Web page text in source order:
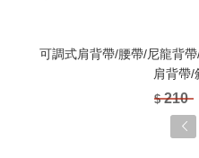
可調式肩背帶/腰帶/尼龍背
肩背帶/
$210